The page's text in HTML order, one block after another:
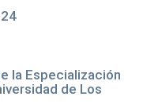
la Especialización
de Los